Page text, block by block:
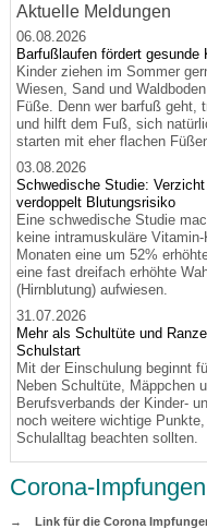
Aktuelle Meldungen
06.08.2026
Barfußlaufen fördert gesunde
Kinder ziehen im Sommer
Wiesen, Sand und
Füße. Denn wer barfuß geht,
und hilft dem Fuß, sich
starten mit eher flachen
03.08.2026
Schwedische Studie:
verdoppelt Blutungsrisiko
Eine schwedische Studie
keine intramuskuläre
Monaten eine um 52%
eine fast dreifach erhöhte
(Hirnblutung) aufwiesen.
31.07.2026
Mehr als Schultüte und
Schulstart
Mit der Einschulung beginnt
Neben Schultüte, Mäppchen
Berufsverbands der Kinder-
noch weitere wichtige
Schulalltag beachten sollten.
Corona-Impfungen
→ Link für die Corona